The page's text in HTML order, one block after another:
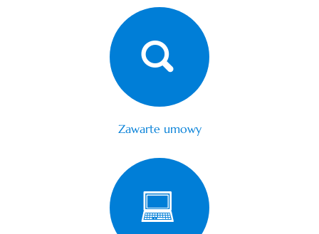
Zawarte umowy